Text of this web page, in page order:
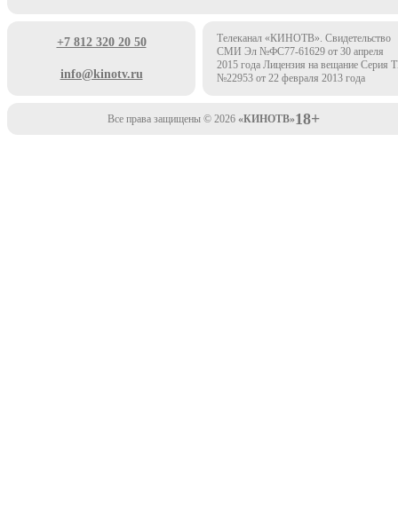
+7 812 320 20 50
info@kinotv.ru
Телеканал «КИНОТВ». Свидетельство
СМИ Эл №ФС77-61629 от 30 апреля
2015 года Лицензия на вещание Серия
№22953 от 22 февраля 2013 года
Все права защищены © 2026 «КИНОТВ»18+